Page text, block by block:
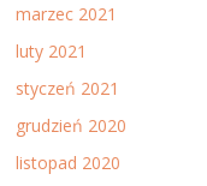
marzec 2021
luty 2021
styczeń 2021
grudzień 2020
listopad 2020